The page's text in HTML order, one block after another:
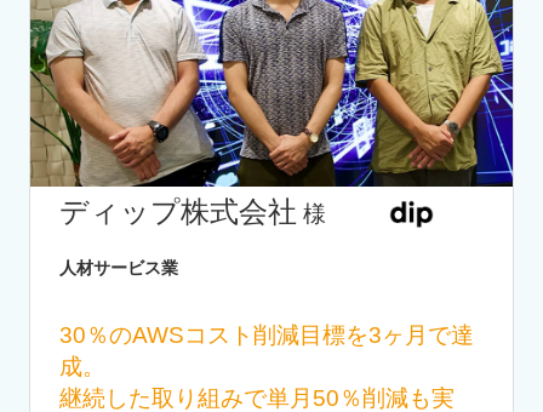
ディップ株式会社 様
人材サービス業
30％のAWSコスト削減目標を3ヶ月で達
成。
継続した取り組みで単月50％削減も実